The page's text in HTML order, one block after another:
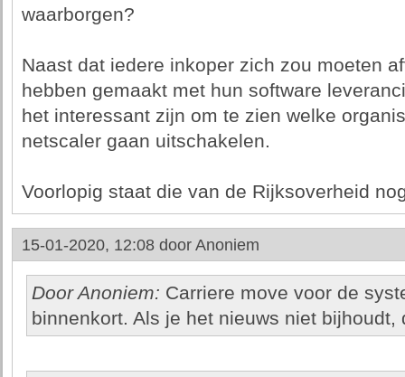
waarborgen?
Naast dat iedere inkoper zich zou moeten
hebben gemaakt met hun software
het interessant zijn om te zien welke
netscaler gaan uitschakelen.
Voorlopig staat die van de Rijksoverheid
15-01-2020, 12:08 door Anoniem
Door Anoniem: Carriere move voor de
binnenkort. Als je het nieuws niet